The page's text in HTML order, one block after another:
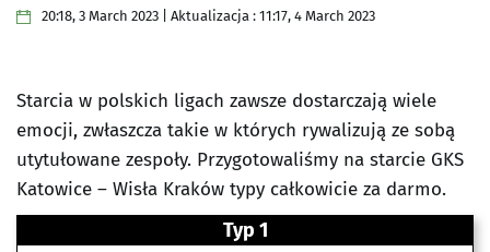
20:18, 3 March 2023 | Aktualizacja : 11:17, 4 March 2023
Starcia w polskich ligach zawsze dostarczają wiele
emocji, zwłaszcza takie w których rywalizują ze sobą
utytułowane zespoły. Przygotowaliśmy na starcie GKS
Katowice – Wisła Kraków typy całkowicie za darmo.
Typ 1